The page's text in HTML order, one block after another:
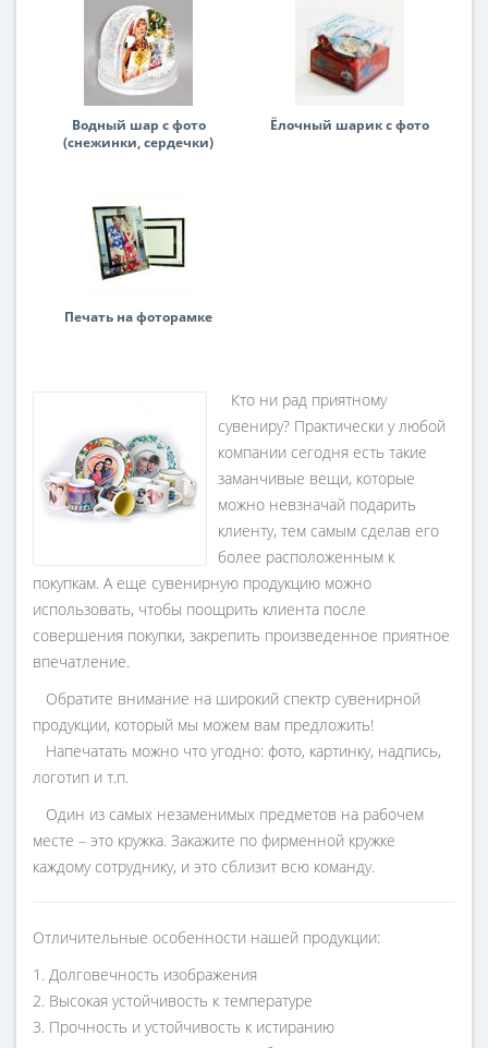
Водный шар с фото
(снежинки, сердечки)
Ёлочный шарик с фото
Печать на фоторамке
Кто ни рад приятному
сувениру? Практически у любой
компании сегодня есть такие
заманчивые вещи, которые
можно невзначай подарить
клиенту, тем самым сделав его
более расположенным к
покупкам. А еще сувенирную продукцию можно
использовать, чтобы поощрить клиента после
совершения покупки, закрепить произведенное приятное
впечатление.
Обратите внимание на широкий спектр сувенирной
продукции, который мы можем вам предложить!
Напечатать можно что угодно: фото, картинку, надпись,
логотип и т.п.
Один из самых незаменимых предметов на рабочем
месте – это кружка. Закажите по фирменной кружке
каждому сотруднику, и это сблизит всю команду.
Отличительные особенности нашей продукции:
1. Долговечность изображения
2. Высокая устойчивость к температуре
3. Прочность и устойчивость к истиранию